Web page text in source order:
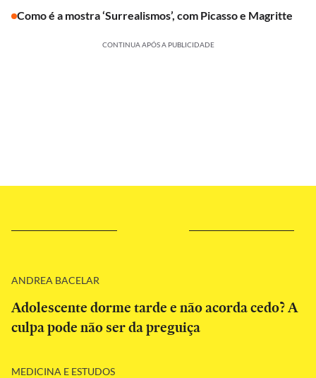
Como é a mostra ‘Surrealismos’, com Picasso e Magritte
CONTINUA APÓS A PUBLICIDADE
ANDREA BACELAR
Adolescente dorme tarde e não acorda cedo? A
culpa pode não ser da preguiça
MEDICINA E ESTUDOS